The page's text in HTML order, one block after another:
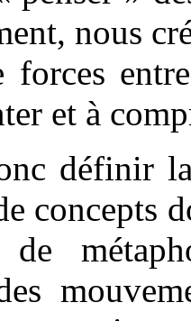
nous
et à
définir
concepts